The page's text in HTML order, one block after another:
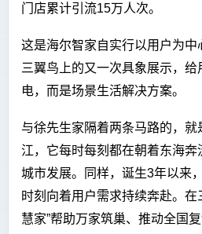
门店累计引流15万人次。
这是海尔智家自实行以用户为中
三翼鸟上的又一次具象展示，
电，而是场景生活解决方案。
与徐先生家隔着两条马路的，
江，它每时每刻都在朝着东海
城市发展。同样，诞生3年以来
时刻向着用户需求持续奔赴。在
慧家”帮助万家筑巢、推动全国